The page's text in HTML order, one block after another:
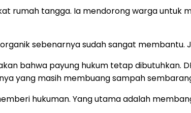
rumah tangga. Ia mendorong warga untuk
sebenarnya sudah sangat membantu.
bahwa payung hukum tetap dibutuhkan.
yang masih membuang sampah
hukuman. Yang utama adalah